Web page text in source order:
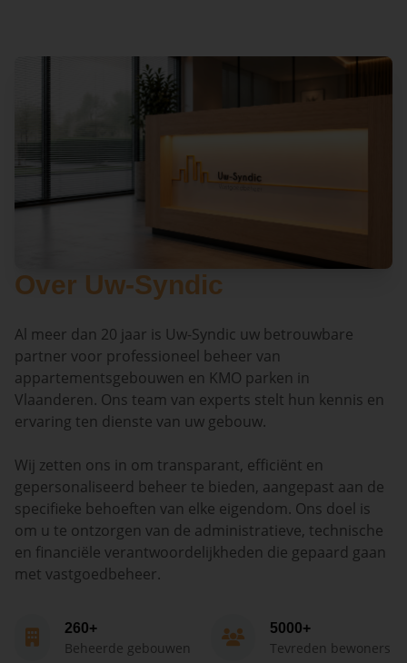
Over Uw-Syndic
Al meer dan 20 jaar is Uw-Syndic uw betrouwbare
partner voor professioneel beheer van
appartementsgebouwen en KMO parken in
Vlaanderen. Ons team van experts stelt hun kennis en
ervaring ten dienste van uw gebouw.
Wij zetten ons in om transparant, efficiënt en
gepersonaliseerd beheer te bieden, aangepast aan de
specifieke behoeften van elke eigendom. Ons doel is
om u te ontzorgen van de administratieve, technische
en financiële verantwoordelijkheden die gepaard gaan
met vastgoedbeheer.
260+
Beheerde gebouwen
5000+
Tevreden bewoners